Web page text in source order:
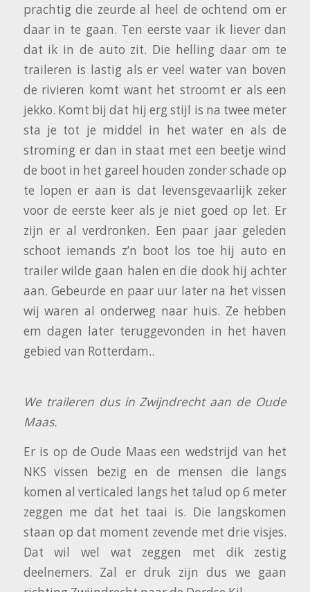
prachtig die zeurde al heel de ochtend om er
daar in te gaan. Ten eerste vaar ik liever dan
dat ik in de auto zit. Die helling daar om te
traileren is lastig als er veel water van boven
de rivieren komt want het stroomt er als een
jekko. Komt bij dat hij erg stijl is na twee meter
sta je tot je middel in het water en als de
stroming er dan in staat met een beetje wind
de boot in het gareel houden zonder schade op
te lopen er aan is dat levensgevaarlijk zeker
voor de eerste keer als je niet goed op let. Er
zijn er al verdronken. Een paar jaar geleden
schoot iemands z’n boot los toe hij auto en
trailer wilde gaan halen en die dook hij achter
aan. Gebeurde en paar uur later na het vissen
wij waren al onderweg naar huis. Ze hebben
em dagen later teruggevonden in het haven
gebied van Rotterdam..
We traileren dus in Zwijndrecht aan de Oude
Maas.
Er is op de Oude Maas een wedstrijd van het
NKS vissen bezig en de mensen die langs
komen al verticaled langs het talud op 6 meter
zeggen me dat het taai is. Die langskomen
staan op dat moment zevende met drie visjes.
Dat wil wel wat zeggen met dik zestig
deelnemers. Zal er druk zijn dus we gaan